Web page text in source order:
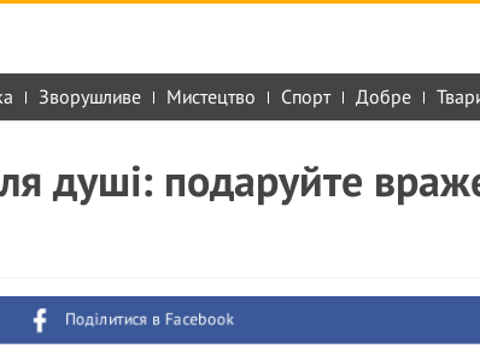
Зворушливе Мистецтво Спорт Добре
душі: подаруйте
Поділитися в Facebook